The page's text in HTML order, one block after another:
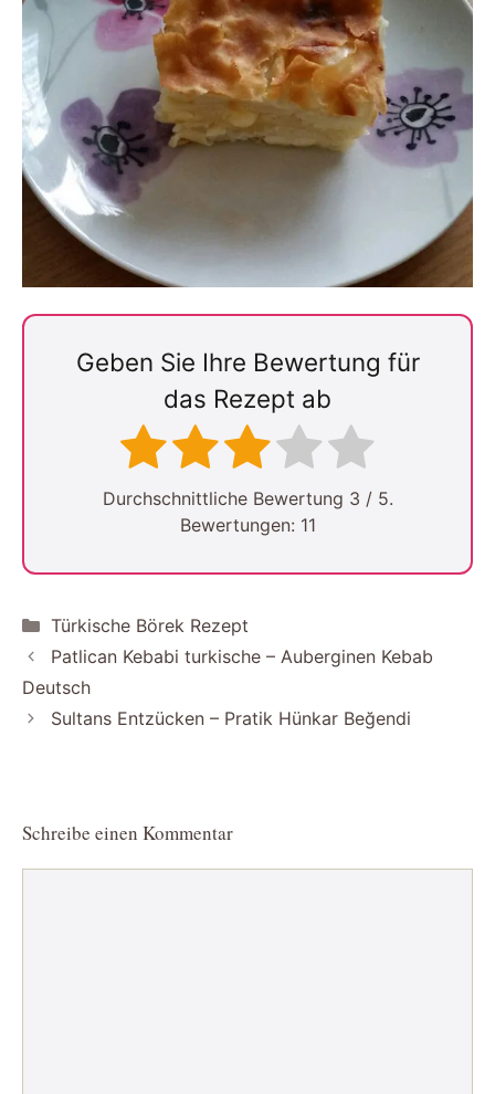
Geben Sie Ihre Bewertung für
das Rezept ab
Durchschnittliche Bewertung 3 / 5.
Bewertungen: 11
Kategorien
Türkische Börek Rezept
Patlican Kebabi turkische – Auberginen Kebab
Deutsch
Sultans Entzücken – Pratik Hünkar Beğendi
Schreibe einen Kommentar